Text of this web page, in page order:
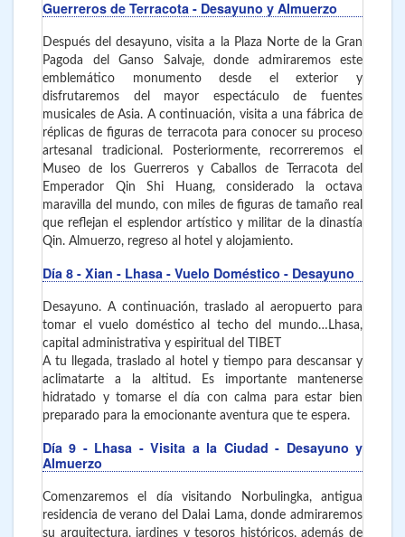
Guerreros de Terracota - Desayuno y Almuerzo
Después del desayuno, visita a la Plaza Norte de la Gran
Pagoda del Ganso Salvaje, donde admiraremos este
emblemático monumento desde el exterior y
disfrutaremos del mayor espectáculo de fuentes
musicales de Asia. A continuación, visita a una fábrica de
réplicas de figuras de terracota para conocer su proceso
artesanal tradicional. Posteriormente, recorreremos el
Museo de los Guerreros y Caballos de Terracota del
Emperador Qin Shi Huang, considerado la octava
maravilla del mundo, con miles de figuras de tamaño real
que reflejan el esplendor artístico y militar de la dinastía
Qin. Almuerzo, regreso al hotel y alojamiento.
Día 8 - Xian - Lhasa - Vuelo Doméstico - Desayuno
Desayuno. A continuación, traslado al aeropuerto para
tomar el vuelo doméstico al techo del mundo…Lhasa,
capital administrativa y espiritual del TIBET
A tu llegada, traslado al hotel y tiempo para descansar y
aclimatarte a la altitud. Es importante mantenerse
hidratado y tomarse el día con calma para estar bien
preparado para la emocionante aventura que te espera.
Día 9 - Lhasa - Visita a la Ciudad - Desayuno y
Almuerzo
Comenzaremos el día visitando Norbulingka, antigua
residencia de verano del Dalai Lama, donde admiraremos
su arquitectura, jardines y tesoros históricos, además de